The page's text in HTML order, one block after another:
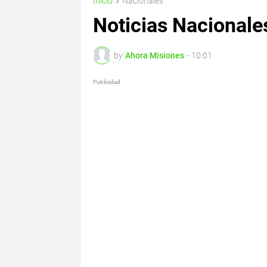
Noticias
by Ahora Misiones - 10:01
Publicidad